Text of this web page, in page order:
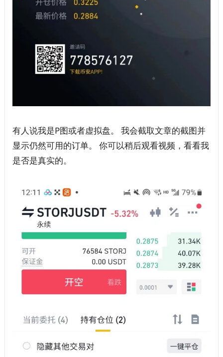
有人说我是P图或者虚拟盘。 我会截取文章的截图并
显示仍然可用的订单。 你可以稍后观看视频，看看我
是否是真实的。